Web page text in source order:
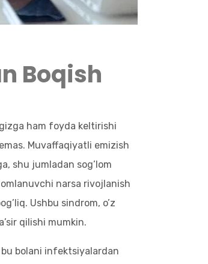
Boqish
ham foyda keltirishi
Muvaffaqiyatli emizish
shu jumladan sog’lom
narsa rivojlanish
Ushbu sindrom, o’z
qilishi mumkin.
bolani infektsiyalardan